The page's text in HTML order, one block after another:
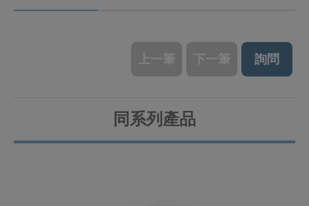
上一筆 下一筆 詢問
同系列產品